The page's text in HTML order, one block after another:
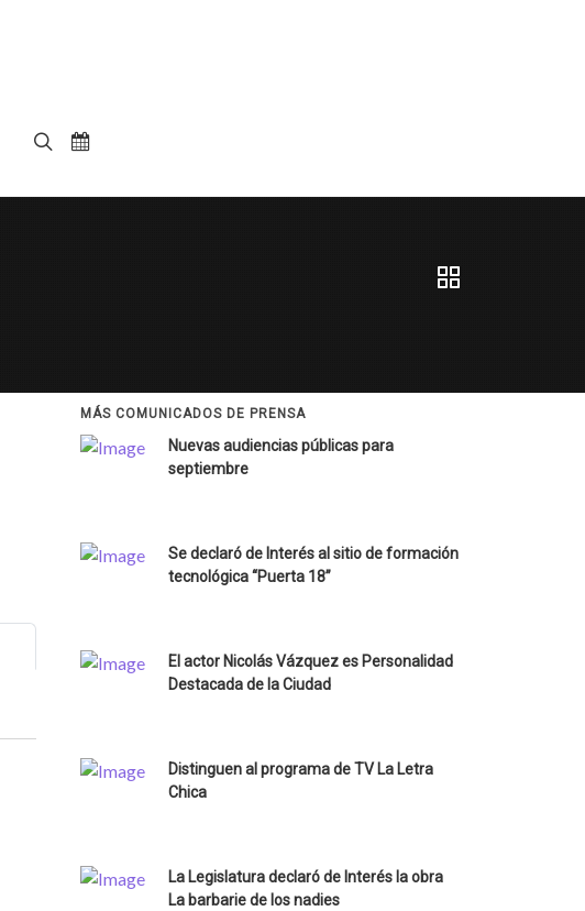
MÁS COMUNICADOS DE PRENSA
Nuevas audiencias públicas para
septiembre
Se declaró de Interés al sitio de formación
tecnológica “Puerta 18”
El actor Nicolás Vázquez es Personalidad
Destacada de la Ciudad
Distinguen al programa de TV La Letra
Chica
La Legislatura declaró de Interés la obra
La barbarie de los nadies